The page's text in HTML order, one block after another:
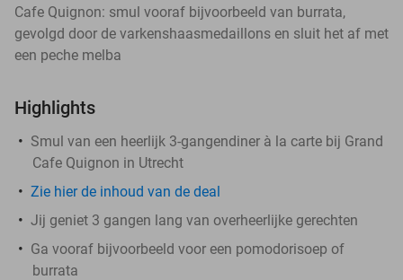
Cafe Quignon: smul vooraf bijvoorbeeld van burrata,
gevolgd door de varkenshaasmedaillons en sluit het af met
een peche melba
Highlights
Smul van een heerlijk 3-gangendiner à la carte bij Grand
Cafe Quignon in Utrecht
Zie hier de inhoud van de deal
Jij geniet 3 gangen lang van overheerlijke gerechten
Ga vooraf bijvoorbeeld voor een pomodorisoep of
burrata